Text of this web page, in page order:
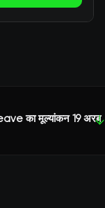
का मूल्यांकन 19 अरब↓